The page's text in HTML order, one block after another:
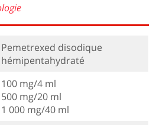
Pemetrexed disodique
hémipentahydraté
100 mg/4 ml
500 mg/20 ml
1 000 mg/40 ml